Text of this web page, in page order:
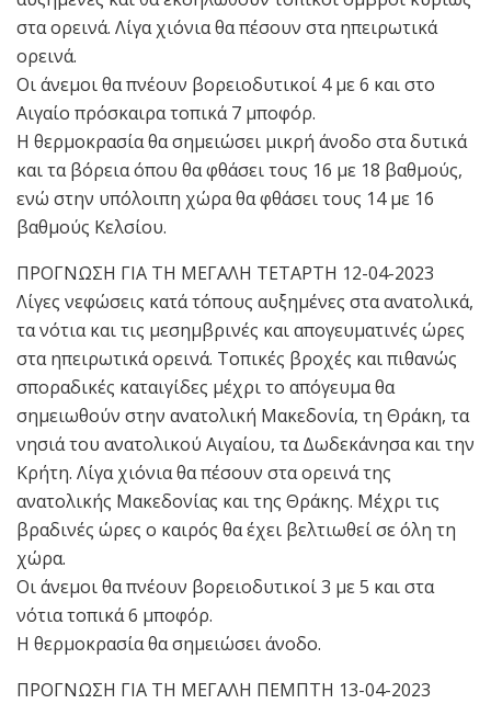
στα ορεινά. Λίγα χιόνια θα πέσουν στα ηπειρωτικά
ορεινά.
Οι άνεμοι θα πνέουν βορειοδυτικοί 4 με 6 και στο
Αιγαίο πρόσκαιρα τοπικά 7 μποφόρ.
Η θερμοκρασία θα σημειώσει μικρή άνοδο στα δυτικά
και τα βόρεια όπου θα φθάσει τους 16 με 18 βαθμούς,
ενώ στην υπόλοιπη χώρα θα φθάσει τους 14 με 16
βαθμούς Κελσίου.
ΠΡΟΓΝΩΣΗ ΓΙΑ ΤΗ ΜΕΓΑΛΗ ΤΕΤΑΡΤΗ 12-04-2023
Λίγες νεφώσεις κατά τόπους αυξημένες στα ανατολικά,
τα νότια και τις μεσημβρινές και απογευματινές ώρες
στα ηπειρωτικά ορεινά. Τοπικές βροχές και πιθανώς
σποραδικές καταιγίδες μέχρι το απόγευμα θα
σημειωθούν στην ανατολική Μακεδονία, τη Θράκη, τα
νησιά του ανατολικού Αιγαίου, τα Δωδεκάνησα και την
Κρήτη. Λίγα χιόνια θα πέσουν στα ορεινά της
ανατολικής Μακεδονίας και της Θράκης. Μέχρι τις
βραδινές ώρες ο καιρός θα έχει βελτιωθεί σε όλη τη
χώρα.
Οι άνεμοι θα πνέουν βορειοδυτικοί 3 με 5 και στα
νότια τοπικά 6 μποφόρ.
Η θερμοκρασία θα σημειώσει άνοδο.
ΠΡΟΓΝΩΣΗ ΓΙΑ ΤΗ ΜΕΓΑΛΗ ΠΕΜΠΤΗ 13-04-2023